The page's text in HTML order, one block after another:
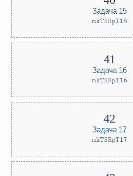
Задача 15
mkTSRpT15
Задача 16
mkTSRpT16
Задача 17
mkTSRpT17